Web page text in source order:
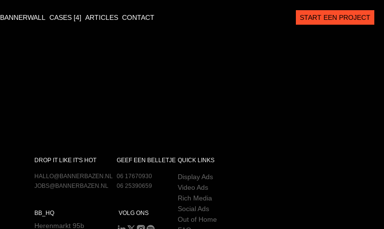
BANNERWALL
BANNERWALL CASES [4]
CASES [4] ARTICLES
ARTICLES CONTACT
CONTACT START EEN PROJECT
DROP IT LIKE IT'S HOT
HALLO@BANNERBAZEN.NL
HALLO@BANNERBAZEN.NL
JOBS@BANNERBAZEN.NL
JOBS@BANNERBAZEN.NL
BB_HQ
Herenmarkt 95b
GEEF EEN BELLETJE
06 17670930
06 17670930
06 25390659
06 25390659
VOLG ONS
QUICK LINKS
Display Ads
Display Ads
Video Ads
Video Ads
Rich Media
Rich Media
Social Ads
Social Ads
Out of Home
Out of Home